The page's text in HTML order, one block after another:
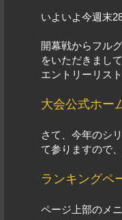
いよいよ今週末
開幕戦からフル
をいただきまし
エントリーリス
大会公式ホー
さて、今年のシ
て参りますので
ランキングペ
ページ上部のメ